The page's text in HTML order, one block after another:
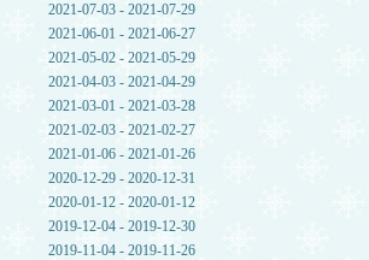
2021-07-03 - 2021-07-29
2021-06-01 - 2021-06-27
2021-05-02 - 2021-05-29
2021-04-03 - 2021-04-29
2021-03-01 - 2021-03-28
2021-02-03 - 2021-02-27
2021-01-06 - 2021-01-26
2020-12-29 - 2020-12-31
2020-01-12 - 2020-01-12
2019-12-04 - 2019-12-30
2019-11-04 - 2019-11-26